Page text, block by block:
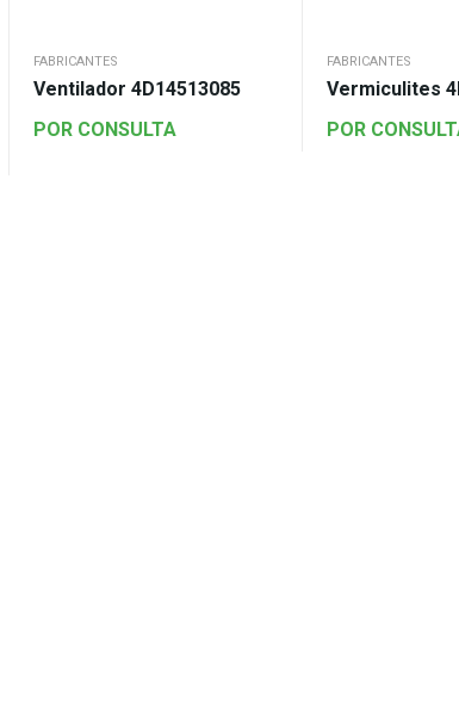
FABRICANTES
Ventilador 4D14513085
POR CONSULTA
FABRICANTES
Vermiculites
POR